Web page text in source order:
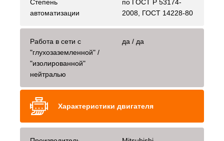
Степень
автоматизации
по ГОСТ Р 53174-
2008, ГОСТ 14228-80
Работа в сети с
"глухозаземленной" /
"изолированной"
нейтралью
да / да
Характеристики двигателя